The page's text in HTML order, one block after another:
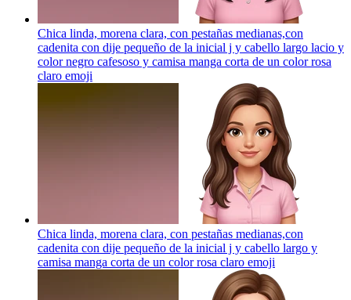
Chica linda, morena clara, con pestañas medianas,con
cadenita con dije pequeño de la inicial j y cabello largo lacio y
color negro cafesoso y camisa manga corta de un color rosa
claro emoji
Chica linda, morena clara, con pestañas medianas,con
cadenita con dije pequeño de la inicial j y cabello largo y
camisa manga corta de un color rosa claro emoji